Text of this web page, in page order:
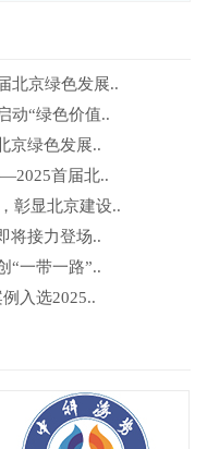
北京绿色发展..
动“绿色价值..
京绿色发展..
首届北..
彰显北京建设..
将接力登场..
“一带一路”..
入选2025..